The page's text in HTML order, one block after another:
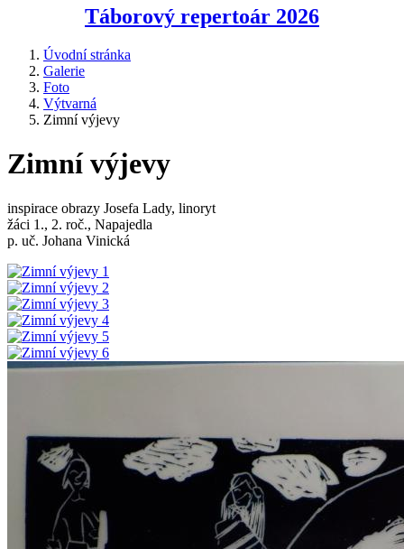
Táborový repertoár 2026
Úvodní stránka
Galerie
Foto
Výtvarná
Zimní výjevy
Zimní výjevy
inspirace obrazy Josefa Lady, linoryt
žáci 1., 2. roč., Napajedla
p. uč. Johana Vinická